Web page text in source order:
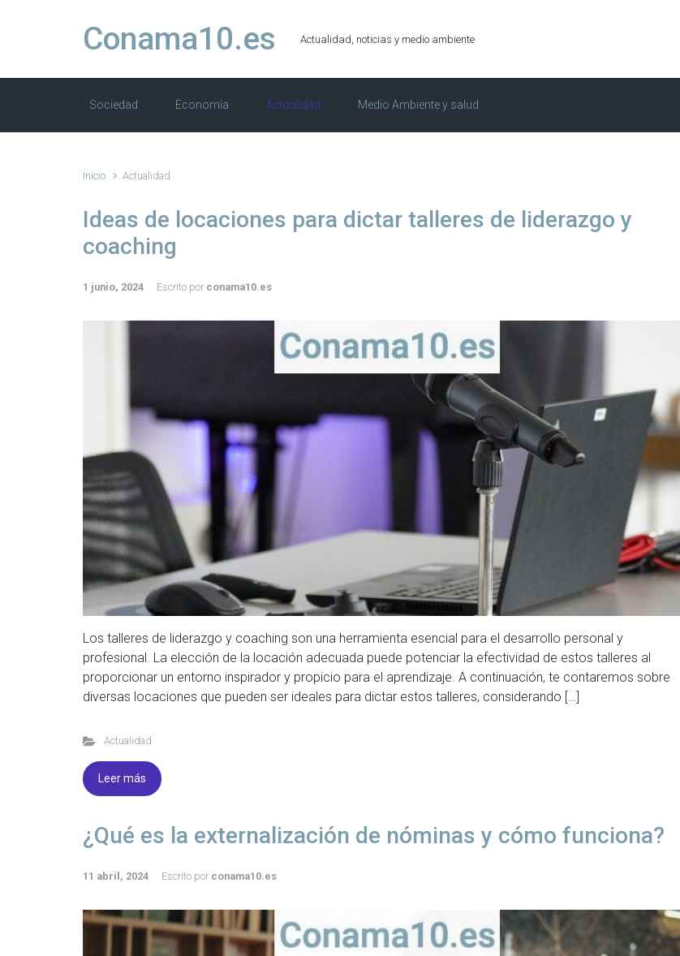
Conama10.es Actualidad, noticias y medio ambiente
Sociedad Economía Actualidad Medio Ambiente y salud
Inicio Actualidad
Ideas de locaciones para dictar talleres de liderazgo y
coaching
1 junio, 2024 Escrito por conama10.es
Los talleres de liderazgo y coaching son una herramienta esencial para el desarrollo personal y
profesional. La elección de la locación adecuada puede potenciar la efectividad de estos talleres al
proporcionar un entorno inspirador y propicio para el aprendizaje. A continuación, te contaremos sobre
diversas locaciones que pueden ser ideales para dictar estos talleres, considerando […]
Actualidad
Leer más
¿Qué es la externalización de nóminas y cómo funciona?
11 abril, 2024 Escrito por conama10.es